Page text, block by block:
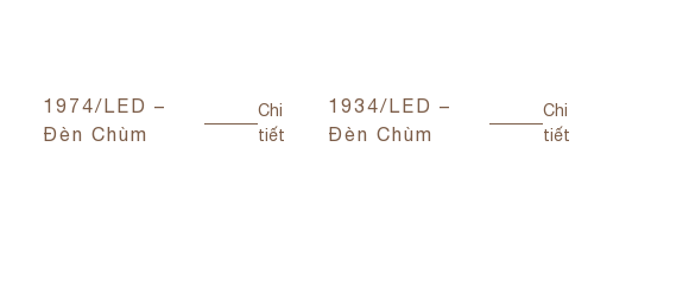
1974/LED –
Đèn Chùm
Chi
tiết
1934/LED –
Đèn Chùm
Chi
tiết